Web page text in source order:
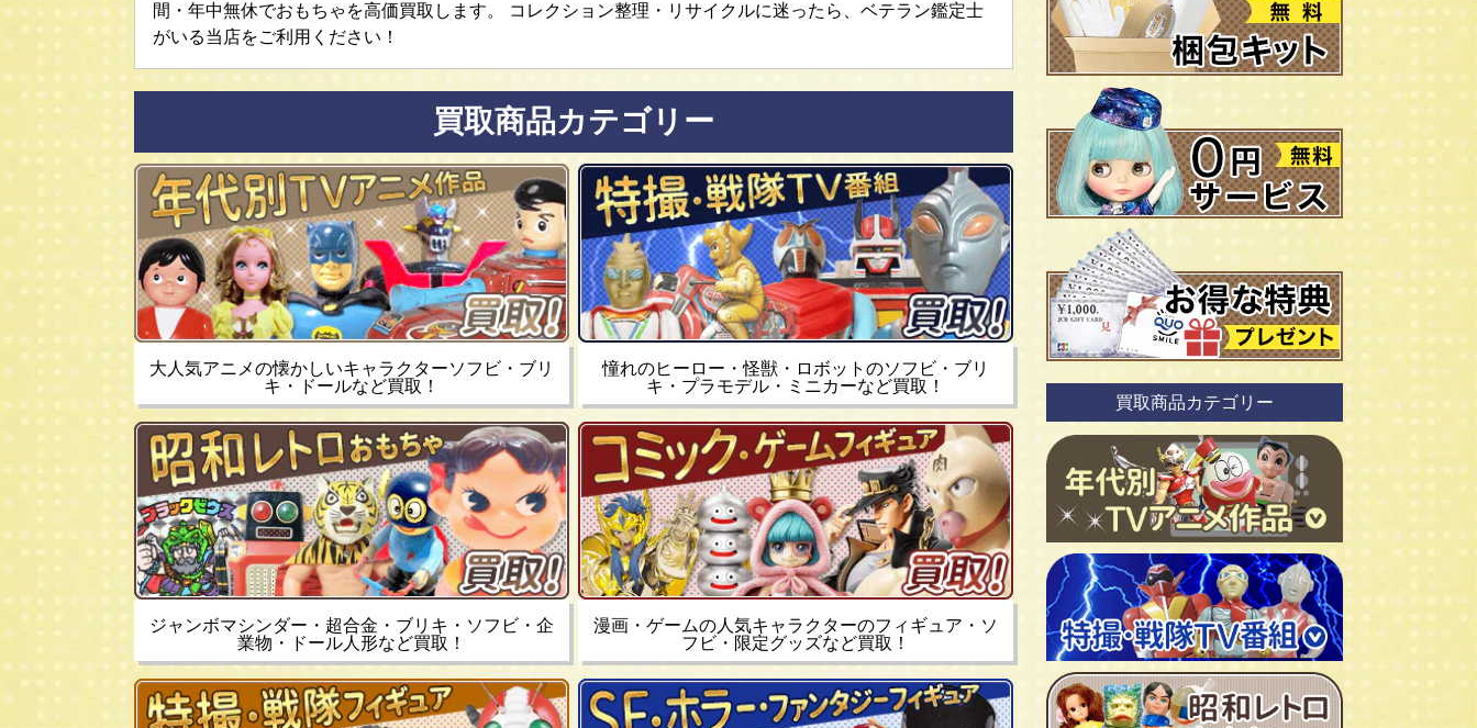
間・年中無休でおもちゃを高価買取します。 コレクション整理・リサイクルに迷ったら、ベテラン鑑定士
がいる当店をご利用ください！
買取商品カテゴリー
大人気アニメの懐かしいキャラクターソフビ・ブリ
キ・ドールなど買取！
憧れのヒーロー・怪獣・ロボットのソフビ・ブリ
キ・プラモデル・ミニカーなど買取！
ジャンボマシンダー・超合金・ブリキ・ソフビ・企
業物・ドール人形など買取！
漫画・ゲームの人気キャラクターのフィギュア・ソ
フビ・限定グッズなど買取！
買取商品カテゴリー
ＴＶアニメ作品 1960年代
ＴＶアニメ作品 1970年代
ＴＶアニメ作品 1980年代